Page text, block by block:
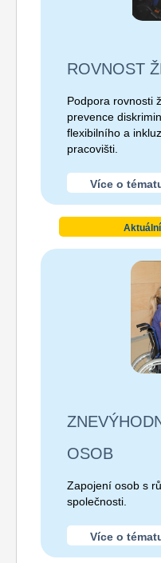
ROVNOST
Podpora rovnosti
prevence
flexibilního a
pracovišti.
Více o
OSOB
Zapojení osob s
společnosti.
Více o